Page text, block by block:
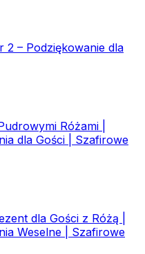
2 – Podziękowanie dla
Różami |
dla Gości | Szafirowe
dla Gości z Różą |
Weselne | Szafirowe